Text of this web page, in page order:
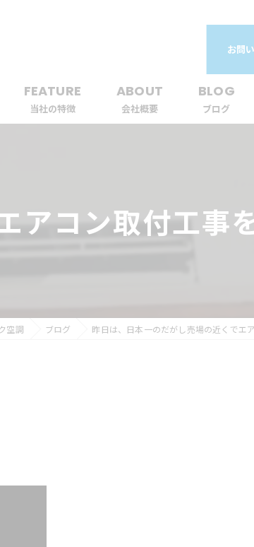
お問
FEATURE
当社の特徴
ビルトイン
ABOUT
会社概要
BLOG
ブログ
アコン取付工事
空調 ブログ 昨日は、日本一のだがし売場の近くでエ